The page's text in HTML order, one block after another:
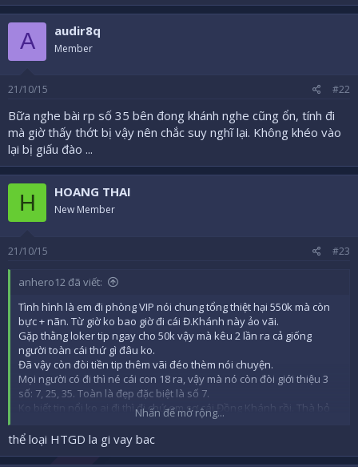
A audir8q
Member
21/10/15 #22
Bữa nghe bài rp số 35 bên đong khánh nghe cũng ổn, tính đi
mà giờ thấy thớt bị vậy nên chắc suy nghĩ lại. Không khéo vào
lại bị giấu đào ...
H HOANG THAI
New Member
21/10/15 #23
anhero12 đã viết:
Tình hình là em đi phòng VIP nói chung tổng thiệt hại 550k mà còn
bực + nãn. Từ giờ ko bao giờ đi cái Đ.Khánh này ảo vãi.
Gặp thằng loker tip ngay cho 50k vậy mà kêu 2 lần ra cả giống
người toàn cái thứ gì đâu ko.
Đã vậy còn đòi tiền tip thêm vãi đéo thèm nói chuyện.
Mọi người có đi thì né cái con 18 ra, vậy mà nó còn đòi giới thiệu 3
số: 7, 25, 35. Toàn là đẹp đặc biệt là số 7.
Ko biết tin nổi ko ai đi thì đi chứ em sợ cái Đồng Khánh rồi. Thà bỏ
nhiều tiền ko tiếc mà đi kiểu nảy bực thêm.
Đang muốn thử thể loại HTGD ai có nhã hứng ko???
Nhấn để mở rộng...
thể loại HTGD la gi vay bac